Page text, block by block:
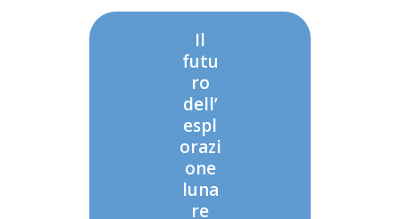
Il
futu
ro
dell’
espl
orazi
one
luna
re